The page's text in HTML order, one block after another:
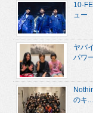
10-
ュー
ヤバ
パワ
のキ...